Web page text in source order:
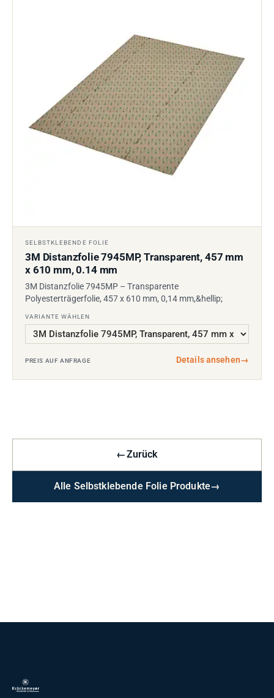
SELBSTKLEBENDE FOLIE
3M Distanzfolie 7945MP, Transparent, 457 mm
x 610 mm, 0.14 mm
3M Distanzfolie 7945MP – Transparente
Polyesterträgerfolie, 457 x 610 mm, 0,14 mm,&hellip;
VARIANTE WÄHLEN
PREIS AUF ANFRAGE Details ansehen→
←Zurück
Alle Selbstklebende Folie Produkte→